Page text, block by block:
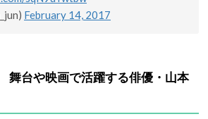
February 14, 2017
台や映画で活躍する俳優・山本